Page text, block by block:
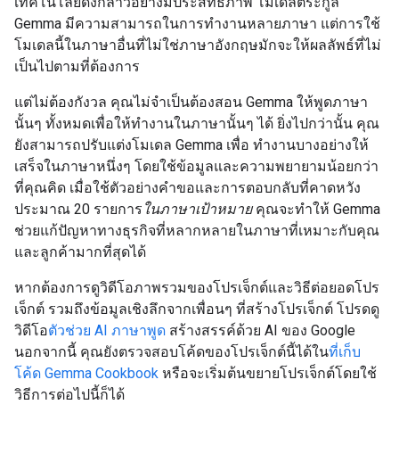
Gemma มีความสามารถในการทำงานหลายภาษา แต่การใช้
โมเดลนี้ในภาษาอื่นที่ไม่ใช่ภาษาอังกฤษมักจะให้ผลลัพธ์ที่ไม่
เป็นไปตามที่ต้องการ
แต่ไม่ต้องกังวล คุณไม่จำเป็นต้องสอน Gemma ให้พูดภาษา
นั้นๆ ทั้งหมดเพื่อให้ทำงานในภาษานั้นๆ ได้ ยิ่งไปกว่านั้น คุณ
ยังสามารถปรับแต่งโมเดล Gemma เพื่อ ทำงานบางอย่างให้
เสร็จในภาษาหนึ่งๆ โดยใช้ข้อมูลและความพยายามน้อยกว่า
ที่คุณคิด เมื่อใช้ตัวอย่างคำขอและการตอบกลับที่คาดหวัง
ประมาณ 20 รายการ ในภาษาเป้าหมายคุณจะทําให้ Gemma
ช่วยแก้ปัญหาทางธุรกิจที่หลากหลายในภาษาที่เหมาะกับคุณ
และลูกค้ามากที่สุดได้
หากต้องการดูวิดีโอภาพรวมของโปรเจ็กต์และวิธีต่อยอดโปร
เจ็กต์ รวมถึงข้อมูลเชิงลึกจากเพื่อนๆ ที่สร้างโปรเจ็กต์ โปรดดู
วิดีโอตัวช่วย AI ภาษาพูด สร้างสรรค์ด้วย AI ของ Google
นอกจากนี้ คุณยังตรวจสอบโค้ดของโปรเจ็กต์นี้ได้ในที่เก็บ
โค้ด Gemma Cookbook หรือจะเริ่มต้นขยายโปรเจ็กต์โดยใช้
วิธีการต่อไปนี้ก็ได้